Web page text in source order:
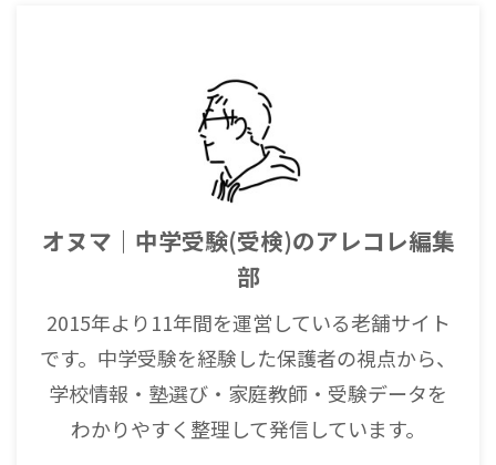
オヌマ｜中学受験(受検)のアレコレ編集
部
2015年より11年間を運営している老舗サイト
です。中学受験を経験した保護者の視点から、
学校情報・塾選び・家庭教師・受験データを
わかりやすく整理して発信しています。